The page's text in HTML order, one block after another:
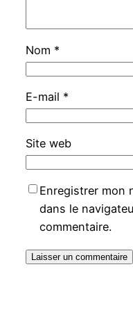
Nom *
E-mail *
Site web
Enregistrer mon
dans le
commentaire.